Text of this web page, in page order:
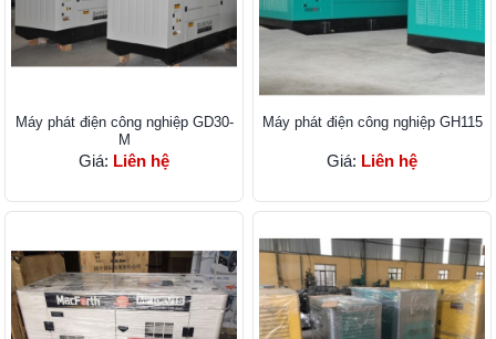
Máy phát điện công nghiệp GD30-
M
Giá: Liên hệ
Máy phát điện công nghiệp GH115
Giá: Liên hệ